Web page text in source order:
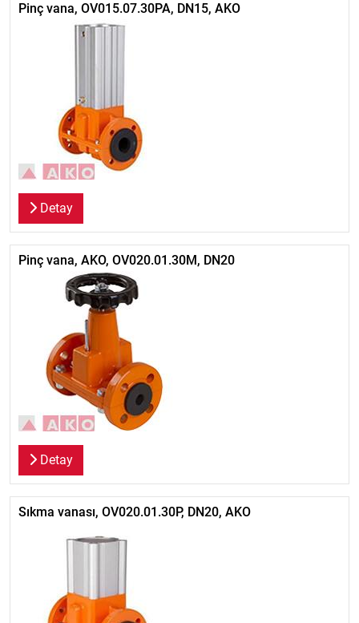
Pinç vana, OV015.07.30PA, DN15, AKO
Detay
Pinç vana, AKO, OV020.01.30M, DN20
Detay
Sıkma vanası, OV020.01.30P, DN20, AKO